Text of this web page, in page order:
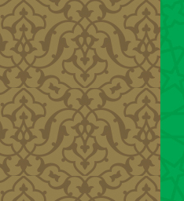
رفتن به محتوای اصلی